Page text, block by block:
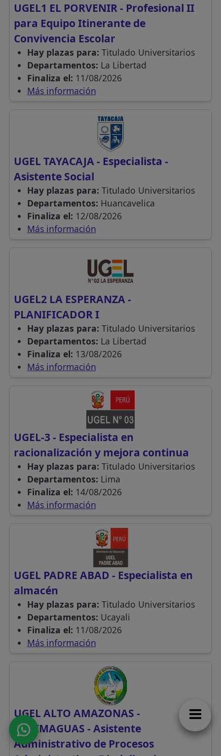
UGEL1 EL PORVENIR - Profesional II
para Equipo Itinerante de
Convivencia Escolar
Hay plazas para: Titulado Universitarios
Departamentos: La Libertad
Finaliza el: 11/08/2026
Más información
UGEL TAYACAJA - Especialista -
Asistente Social
Hay plazas para: Titulado Universitarios
Departamentos: Huancavelica
Finaliza el: 12/08/2026
Más información
UGEL2 LA ESPERANZA -
PLANIFICADOR I
Hay plazas para: Titulado Universitarios
Departamentos: La Libertad
Finaliza el: 13/08/2026
Más información
UGEL-3 - Especialista en
racionalización y mejora continua
Hay plazas para: Titulado Universitarios
Departamentos: Lima
Finaliza el: 14/08/2026
Más información
UGEL PADRE ABAD - Especialista en
almacén
Hay plazas para: Titulado Universitarios
Departamentos: Ucayali
Finaliza el: 11/08/2026
Más información
UGEL ALTO AMAZONAS -
YURIMAGUAS - Asistente
Administrativo de Procesos